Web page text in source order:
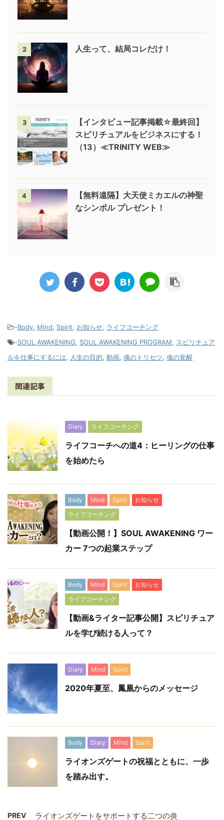
2 人生って、結局コレだけ！
3
【インタビュー記事掲載☆最終回】
スピリチュアルをビジネスにする！
（13）≪TRINITY WEB≫
4
【無料遠隔】大天使ミカエルの神聖
なシンボル プレゼント！
-Body, Mind, Spirit, お知らせ, ライフコーチング
-SOUL AWAKENING, SOUL AWAKENING PROGRAM, スピリチュア
ルを仕事にするには, 人生の目的, 動画, 魂のトリセツ, 魂の覚醒
関連記事
Diary ライフコーチング
ライフコーチへの道4：ヒーリングの仕事
を始めたら
Body Mind Spirit
お知らせ
ライフコーチング
【動画公開！】SOUL AWAKENING ワー
カー 7つの起業ステップ
Body Mind Spirit
お知らせ
ライフコーチング
【動画&ライター記事公開】スピリチュア
ルを学び続ける人って？
Diary Mind Spirit
2020年夏至、鳳凰からのメッセージ
Body Diary Mind Spirit
ライオンズゲートの祝福とともに、一歩
を踏み出す。
PREV ライオンズゲートをサポートする二つの炎